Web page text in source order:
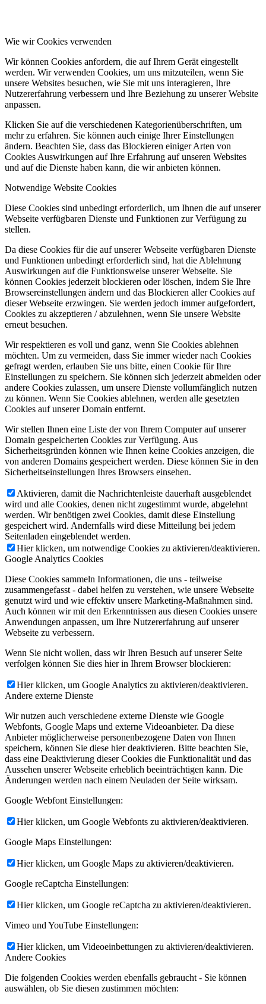
Wie wir Cookies verwenden
Wir können Cookies anfordern, die auf Ihrem Gerät eingestellt
werden. Wir verwenden Cookies, um uns mitzuteilen, wenn Sie
unsere Websites besuchen, wie Sie mit uns interagieren, Ihre
Nutzererfahrung verbessern und Ihre Beziehung zu unserer Website
anpassen.
Klicken Sie auf die verschiedenen Kategorienüberschriften, um
mehr zu erfahren. Sie können auch einige Ihrer Einstellungen
ändern. Beachten Sie, dass das Blockieren einiger Arten von
Cookies Auswirkungen auf Ihre Erfahrung auf unseren Websites
und auf die Dienste haben kann, die wir anbieten können.
Notwendige Website Cookies
Diese Cookies sind unbedingt erforderlich, um Ihnen die auf unserer
Webseite verfügbaren Dienste und Funktionen zur Verfügung zu
stellen.
Da diese Cookies für die auf unserer Webseite verfügbaren Dienste
und Funktionen unbedingt erforderlich sind, hat die Ablehnung
Auswirkungen auf die Funktionsweise unserer Webseite. Sie
können Cookies jederzeit blockieren oder löschen, indem Sie Ihre
Browsereinstellungen ändern und das Blockieren aller Cookies auf
dieser Webseite erzwingen. Sie werden jedoch immer aufgefordert,
Cookies zu akzeptieren / abzulehnen, wenn Sie unsere Website
erneut besuchen.
Wir respektieren es voll und ganz, wenn Sie Cookies ablehnen
möchten. Um zu vermeiden, dass Sie immer wieder nach Cookies
gefragt werden, erlauben Sie uns bitte, einen Cookie für Ihre
Einstellungen zu speichern. Sie können sich jederzeit abmelden oder
andere Cookies zulassen, um unsere Dienste vollumfänglich nutzen
zu können. Wenn Sie Cookies ablehnen, werden alle gesetzten
Cookies auf unserer Domain entfernt.
Wir stellen Ihnen eine Liste der von Ihrem Computer auf unserer
Domain gespeicherten Cookies zur Verfügung. Aus
Sicherheitsgründen können wie Ihnen keine Cookies anzeigen, die
von anderen Domains gespeichert werden. Diese können Sie in den
Sicherheitseinstellungen Ihres Browsers einsehen.
Aktivieren, damit die Nachrichtenleiste dauerhaft ausgeblendet
wird und alle Cookies, denen nicht zugestimmt wurde, abgelehnt
werden. Wir benötigen zwei Cookies, damit diese Einstellung
gespeichert wird. Andernfalls wird diese Mitteilung bei jedem
Seitenladen eingeblendet werden.
Hier klicken, um notwendige Cookies zu aktivieren/deaktivieren.
Google Analytics Cookies
Diese Cookies sammeln Informationen, die uns - teilweise
zusammengefasst - dabei helfen zu verstehen, wie unsere Webseite
genutzt wird und wie effektiv unsere Marketing-Maßnahmen sind.
Auch können wir mit den Erkenntnissen aus diesen Cookies unsere
Anwendungen anpassen, um Ihre Nutzererfahrung auf unserer
Webseite zu verbessern.
Wenn Sie nicht wollen, dass wir Ihren Besuch auf unserer Seite
verfolgen können Sie dies hier in Ihrem Browser blockieren:
Hier klicken, um Google Analytics zu aktivieren/deaktivieren.
Andere externe Dienste
Wir nutzen auch verschiedene externe Dienste wie Google
Webfonts, Google Maps und externe Videoanbieter. Da diese
Anbieter möglicherweise personenbezogene Daten von Ihnen
speichern, können Sie diese hier deaktivieren. Bitte beachten Sie,
dass eine Deaktivierung dieser Cookies die Funktionalität und das
Aussehen unserer Webseite erheblich beeinträchtigen kann. Die
Änderungen werden nach einem Neuladen der Seite wirksam.
Google Webfont Einstellungen:
Hier klicken, um Google Webfonts zu aktivieren/deaktivieren.
Google Maps Einstellungen:
Hier klicken, um Google Maps zu aktivieren/deaktivieren.
Google reCaptcha Einstellungen:
Hier klicken, um Google reCaptcha zu aktivieren/deaktivieren.
Vimeo und YouTube Einstellungen:
Hier klicken, um Videoeinbettungen zu aktivieren/deaktivieren.
Andere Cookies
Die folgenden Cookies werden ebenfalls gebraucht - Sie können
auswählen, ob Sie diesen zustimmen möchten: